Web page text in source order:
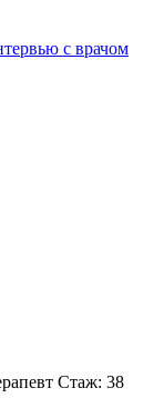
с врачом
Стаж: 38